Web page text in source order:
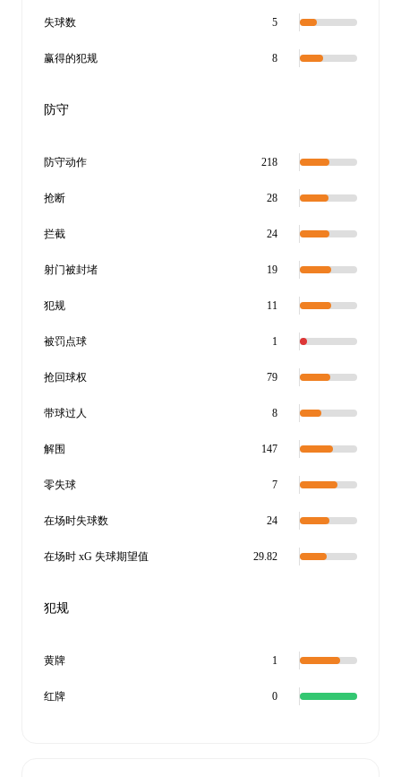
失球数 5
赢得的犯规 8
防守
防守动作 218
抢断 28
拦截 24
射门被封堵 19
犯规 11
被罚点球 1
抢回球权 79
带球过人 8
解围 147
零失球 7
在场时失球数 24
在场时 xG 失球期望值 29.82
犯规
黄牌 1
红牌 0